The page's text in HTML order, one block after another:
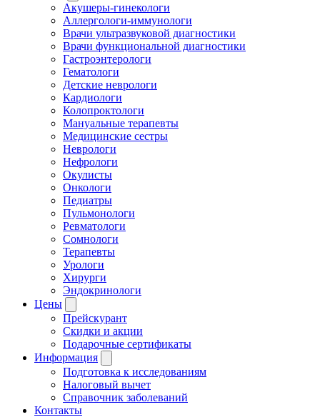
Акушеры-гинекологи
Аллергологи-иммунологи
Врачи ультразвуковой диагностики
Врачи функциональной диагностики
Гастроэнтерологи
Гематологи
Детские неврологи
Кардиологи
Колопроктологи
Мануальные терапевты
Медицинские сестры
Неврологи
Нефрологи
Окулисты
Онкологи
Педиатры
Пульмонологи
Ревматологи
Сомнологи
Терапевты
Урологи
Хирурги
Эндокринологи
Цены
Прейскурант
Скидки и акции
Подарочные сертификаты
Информация
Подготовка к исследованиям
Налоговый вычет
Справочник заболеваний
Контакты